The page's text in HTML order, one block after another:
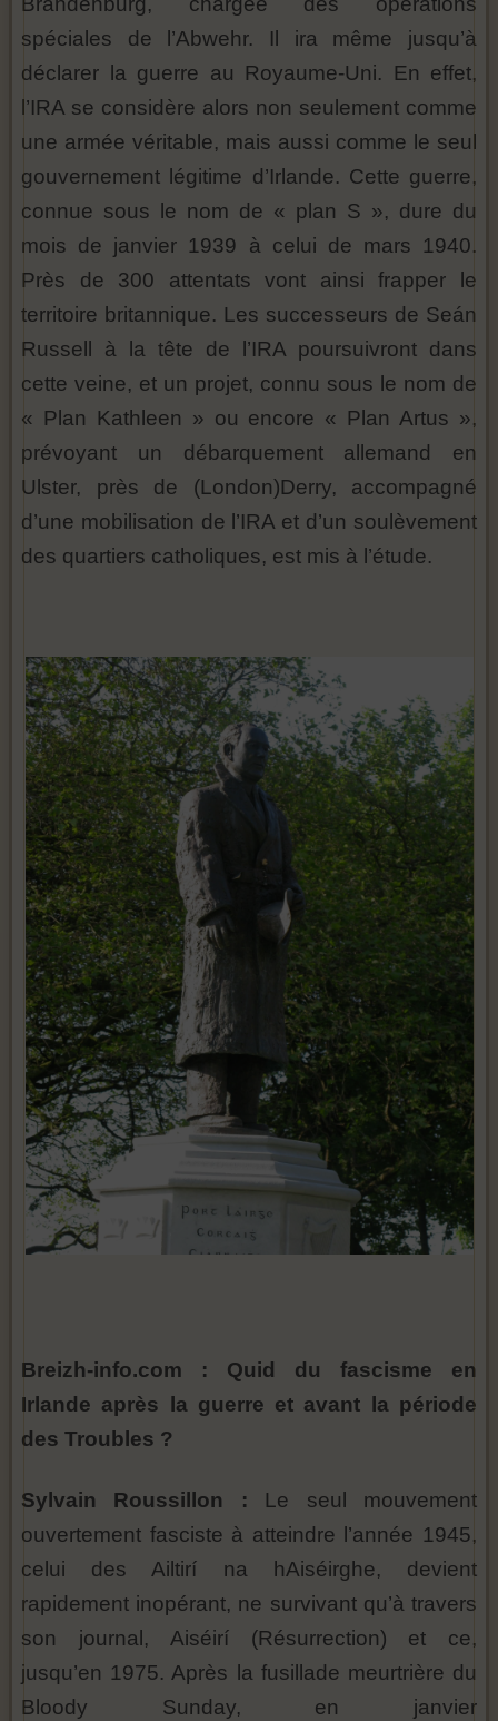
spéciales de l’Abwehr. Il ira même jusqu’à
déclarer la guerre au Royaume-Uni. En effet,
l’IRA se considère alors non seulement comme
une armée véritable, mais aussi comme le seul
gouvernement légitime d’Irlande. Cette guerre,
connue sous le nom de « plan S », dure du
mois de janvier 1939 à celui de mars 1940.
Près de 300 attentats vont ainsi frapper le
territoire britannique. Les successeurs de Seán
Russell à la tête de l’IRA poursuivront dans
cette veine, et un projet, connu sous le nom de
« Plan Kathleen » ou encore « Plan Artus »,
prévoyant un débarquement allemand en
Ulster, près de (London)Derry, accompagné
d’une mobilisation de l’IRA et d’un soulèvement
des quartiers catholiques, est mis à l’étude.
Breizh-info.com : Quid du fascisme en
Irlande après la guerre et avant la période
des Troubles ?
Sylvain Roussillon : Le seul mouvement
ouvertement fasciste à atteindre l’année 1945,
celui des Ailtirí na hAiséirghe, devient
rapidement inopérant, ne survivant qu’à travers
son journal, Aiséirí (Résurrection) et ce,
jusqu’en 1975. Après la fusillade meurtrière du
Bloody Sunday, en janvier